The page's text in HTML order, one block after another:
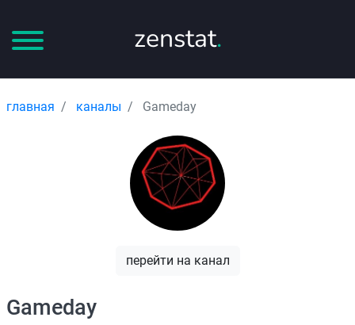
zenstat.
главная каналы Gameday
перейти на канал
Gameday